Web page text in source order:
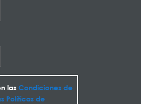
lasCondiciones de
Políticas de